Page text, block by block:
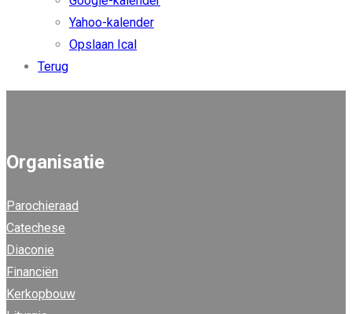
Yahoo-kalender
Opslaan Ical
Terug
Organisatie
Parochieraad
Catechese
Diaconie
Financiën
Kerkopbouw